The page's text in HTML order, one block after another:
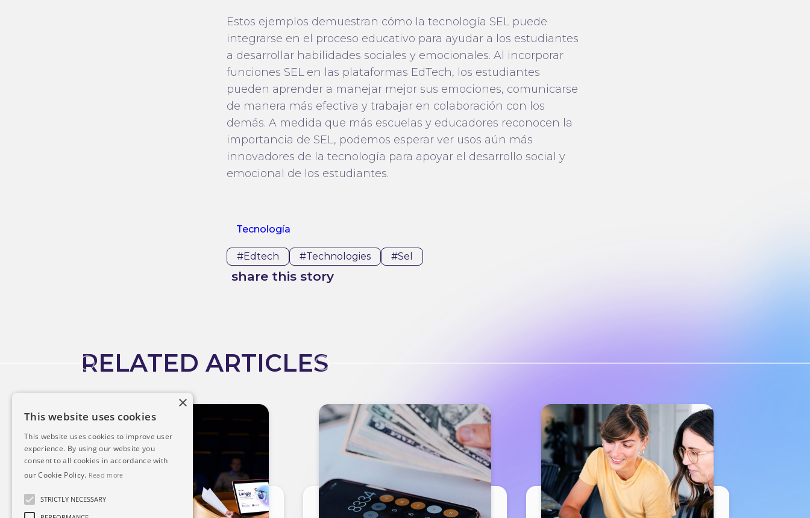
Estos ejemplos demuestran cómo la tecnología SEL puede
integrarse en el proceso educativo para ayudar a los estudiantes
a desarrollar habilidades sociales y emocionales. Al incorporar
funciones SEL en las plataformas EdTech, los estudiantes
pueden aprender a manejar mejor sus emociones, comunicarse
de manera más efectiva y trabajar en colaboración con los
demás. A medida que más escuelas y educadores reconocen la
importancia de SEL, podemos esperar ver usos aún más
innovadores de la tecnología para apoyar el desarrollo social y
emocional de los estudiantes.
Tecnología
#edtech #technologies #sel
share this story
RELATED ARTICLES
×
This website uses cookies
This website uses cookies to improve user
experience. By using our website you
consent to all cookies in accordance with
our Cookie Policy. Read more
STRICTLY NECESSARY